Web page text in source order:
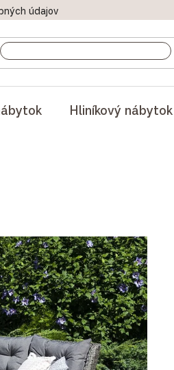
údajov
Hliníkový nábytok